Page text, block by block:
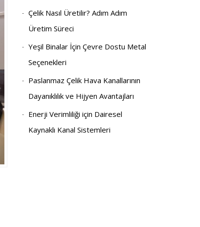
Çelik Nasıl Üretilir? Adım Adım
Üretim Süreci
Yeşil Binalar İçin Çevre Dostu Metal
Seçenekleri
Paslanmaz Çelik Hava Kanallarının
Dayanıklılık ve Hijyen Avantajları
Enerji Verimliliği için Dairesel
Kaynaklı Kanal Sistemleri